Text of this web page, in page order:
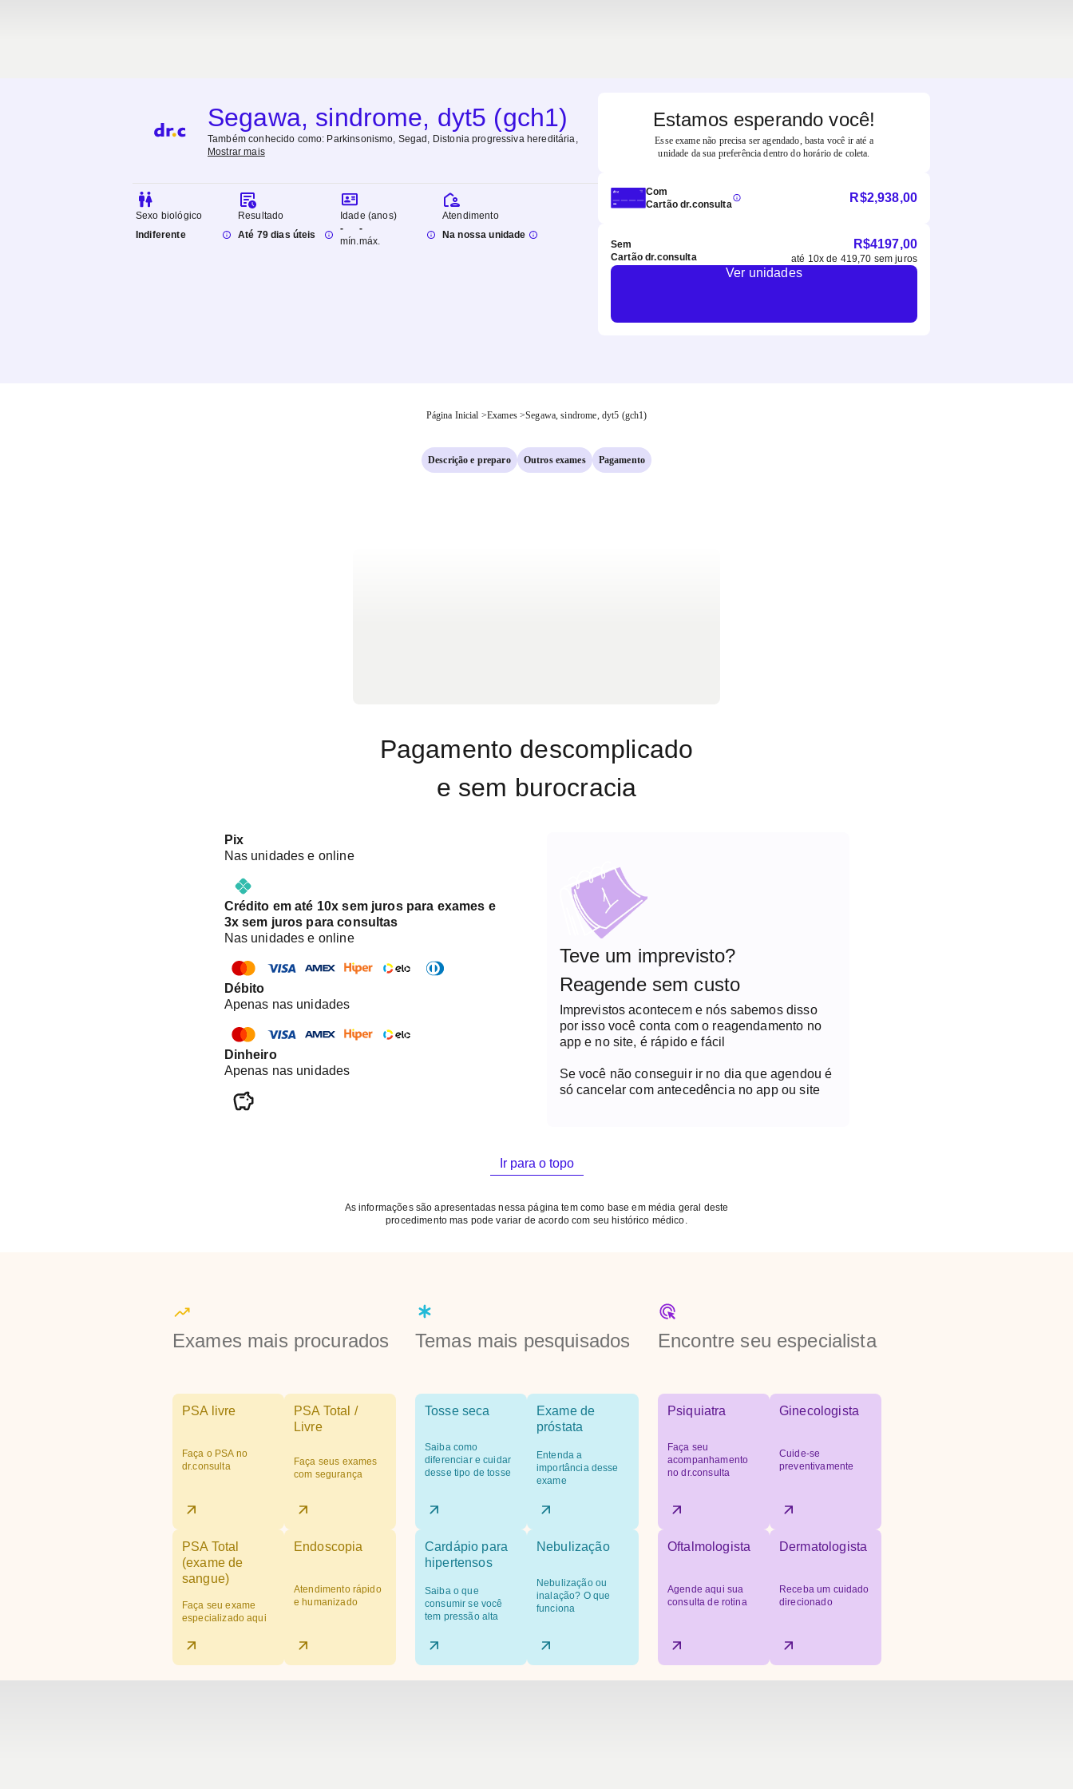
Segawa, sindrome, dyt5 (gch1)
Também conhecido como: Parkinsonismo, Segad, Distonia progressiva hereditária
Mostrar mais
Sexo biológico
Indiferente
Resultado
Até 79 dias úteis
Idade (anos)
-
mín.
-
máx.
Atendimento
Na nossa unidade
Estamos esperando você!
Esse exame não precisa ser agendado, basta você ir até a
unidade da sua preferência dentro do horário de coleta.
Com
Cartão dr.consulta
R$2,938,00
Sem
Cartão dr.consulta
R$4197,00
até 10x de 419,70 sem juros
Ver unidades
Página Inicial >Exames >Segawa, sindrome, dyt5 (gch1)
Descrição e preparo Outros exames Pagamento
Pagamento descomplicado
e sem burocracia
Pix
Nas unidades e online
Crédito em até 10x sem juros para exames e
3x sem juros para consultas
Nas unidades e online
Débito
Apenas nas unidades
Dinheiro
Apenas nas unidades
Teve um imprevisto?
Reagende sem custo
Imprevistos acontecem e nós sabemos disso
por isso você conta com o reagendamento no
app e no site, é rápido e fácil
Se você não conseguir ir no dia que agendou é
só cancelar com antecedência no app ou site
Ir para o topo
As informações são apresentadas nessa página tem como base em média geral deste
procedimento mas pode variar de acordo com seu histórico médico.
Exames mais procurados
PSA livre
Faça o PSA no
dr.consulta
PSA Total /
Livre
Faça seus exames
com segurança
PSA Total
(exame de
sangue)
Faça seu exame
especializado aqui
Endoscopia
Atendimento rápido
e humanizado
Temas mais pesquisados
Tosse seca
Saiba como
diferenciar e cuidar
desse tipo de tosse
Exame de
próstata
Entenda a
importância desse
exame
Cardápio para
hipertensos
Saiba o que
consumir se você
tem pressão alta
Nebulização
Nebulização ou
inalação? O que
funciona
Encontre seu especialista
Psiquiatra
Faça seu
acompanhamento
no dr.consulta
Ginecologista
Cuide-se
preventivamente
Oftalmologista
Agende aqui sua
consulta de rotina
Dermatologista
Receba um cuidado
direcionado